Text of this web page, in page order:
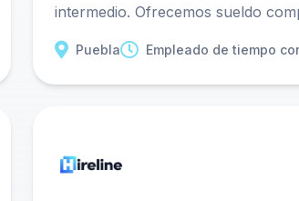
intermedio. Ofrecemos sueldo
Puebla Empleado de tiempo